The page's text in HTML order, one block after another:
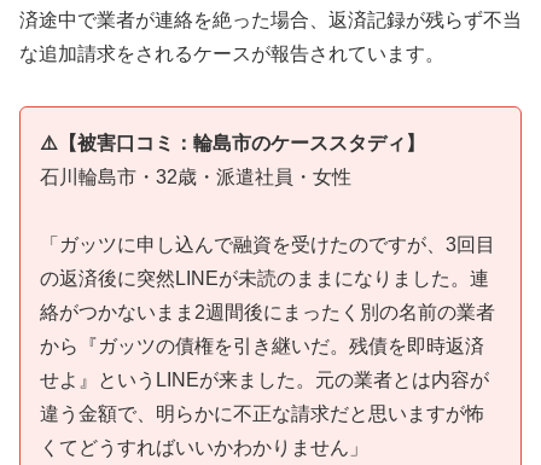
済途中で業者が連絡を絶った場合、返済記録が残らず不当
な追加請求をされるケースが報告されています。
⚠️【被害口コミ：輪島市のケーススタディ】
石川輪島市・32歳・派遣社員・女性
「ガッツに申し込んで融資を受けたのですが、3回目
の返済後に突然LINEが未読のままになりました。連
絡がつかないまま2週間後にまったく別の名前の業者
から『ガッツの債権を引き継いだ。残債を即時返済
せよ』というLINEが来ました。元の業者とは内容が
違う金額で、明らかに不正な請求だと思いますが怖
くてどうすればいいかわかりません」